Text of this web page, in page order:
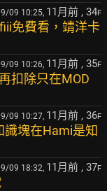
09 10:25, 11月前 , 34F
免費看，靖洋卡
09 10:26, 11月前 , 35F
扣除只在MOD
09 10:27, 11月前 , 36F
塊在Hami是知
09 18:32, 11月前 , 37F